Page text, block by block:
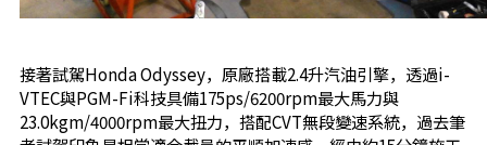
接著試駕Honda Odyssey，原廠搭載2.4升汽油引擎，透過i-
VTEC與PGM-Fi科技具備175ps/6200rpm最大馬力與
23.0kgm/4000rpm最大扭力，搭配CVT無段變速系統，過去筆